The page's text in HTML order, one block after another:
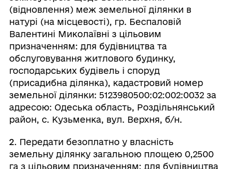
(відновлення) меж земельної ділянки в
натурі (на місцевості), гр. Беспаловій
Валентині Миколаївні з цільовим
призначенням: для будівництва та
обслуговування житлового будинку,
господарських будівель і споруд
(присадибна ділянка), кадастровий номер
земельної ділянки: 5123980500:02:002:0032 за
адресою: Одеська область, Роздільнянський
район, с. Кузьменка, вул. Верхня, б/н.
2. Передати безоплатно у власність
земельну ділянку загальною площею 0,2500
га з цільовим призначенням: для будівництва